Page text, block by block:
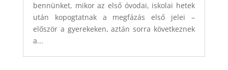
bennünket, mikor az első óvodai, iskolai hetek
után kopogtatnak a megfázás első jelei –
először a gyerekeken, aztán sorra következnek
a...